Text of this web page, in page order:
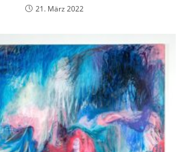
21. März 2022